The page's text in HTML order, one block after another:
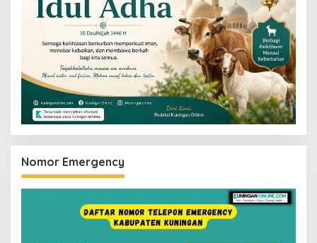
Nomor Emergency